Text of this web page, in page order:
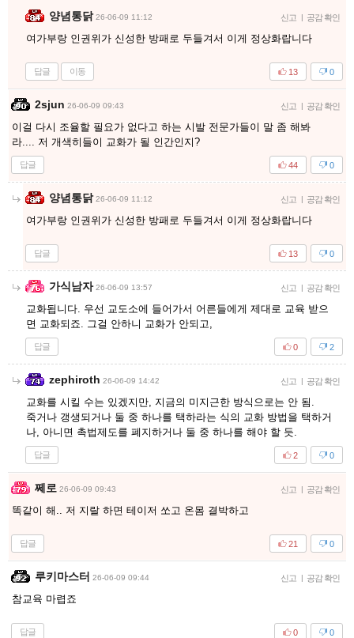
양념통닭 26-06-09 11:12 신고 | 공감 확인
여가부랑 인권위가 신성한 방패로 두들겨서 이게 정상화랍니다
답글 이동 0
13
2sjun 26-06-09 09:43 신고 | 공감 확인
이걸 다시 조율할 필요가 없다고 하는 시발 전문가들이 말 좀 해봐
라.... 저 개색히들이 교화가 될 인간인지?
답글 0
44
양념통닭 26-06-09 11:12 신고 | 공감 확인
여가부랑 인권위가 신성한 방패로 두들겨서 이게 정상화랍니다
답글 0
13
가식남자 26-06-09 13:57 신고 | 공감 확인
교화됩니다. 우선 교도소에 들어가서 어른들에게 제대로 교육 받으
면 교화되죠. 그걸 안하니 교화가 안되고,
답글 2
0
zephiroth 26-06-09 14:42 신고 | 공감 확인
교화를 시킬 수는 있겠지만, 지금의 미지근한 방식으로는 안 됨.
죽거나 갱생되거나 둘 중 하나를 택하라는 식의 교화 방법을 택하거
나, 아니면 촉법제도를 폐지하거나 둘 중 하나를 해야 할 듯.
답글 0
2
쩨로 26-06-09 09:43 신고 | 공감 확인
똑같이 해.. 저 지랄 하면 테이저 쏘고 온몸 결박하고
답글 0
21
루키마스터 26-06-09 09:44 신고 | 공감 확인
참교육 마렵죠
답글 0
0